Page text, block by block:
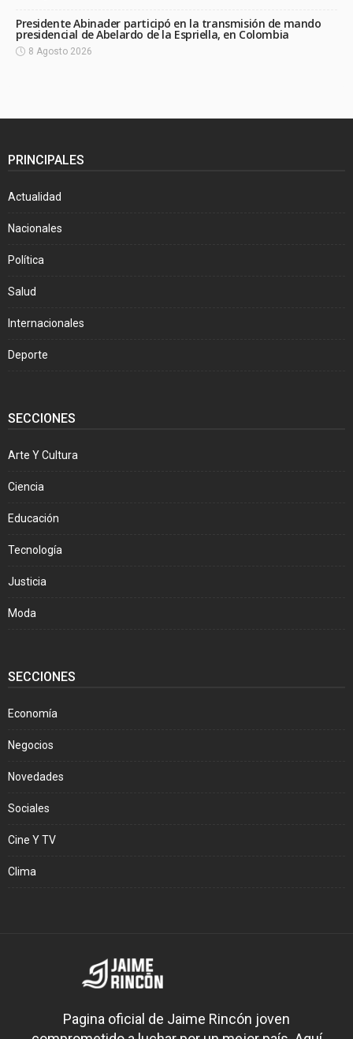
Presidente Abinader participó en la transmisión de mando
presidencial de Abelardo de la Espriella, en Colombia
8 Agosto 2026
PRINCIPALES
Actualidad
Nacionales
Política
Salud
Internacionales
Deporte
SECCIONES
Arte Y Cultura
Ciencia
Educación
Tecnología
Justicia
Moda
SECCIONES
Economía
Negocios
Novedades
Sociales
Cine Y TV
Clima
Pagina oficial de Jaime Rincón joven